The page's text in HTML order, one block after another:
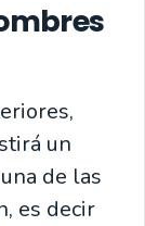
un
de las
es decir